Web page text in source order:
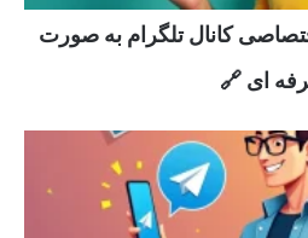
کانال تلگرام به صورت
ای 🔗